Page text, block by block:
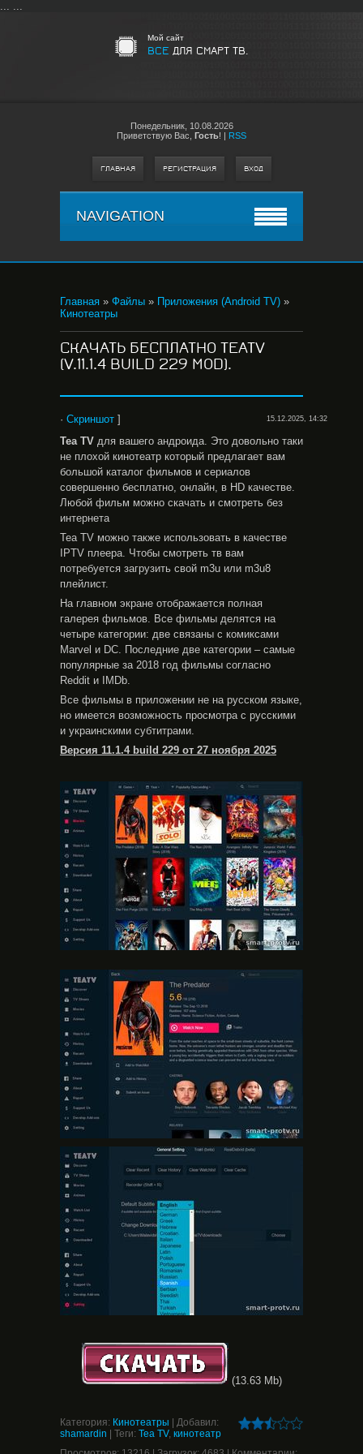
... ...
Мой сайт
ВСЕ ДЛЯ СМАРТ ТВ.
Понедельник, 10.08.2026
Приветствую Вас Гость! | RSS
ГЛАВНАЯ РЕГИСТРАЦИЯ ВХОД
NAVIGATION
Главная » Файлы » Приложения (Android TV) »
Кинотеатры
СКАЧАТЬ БЕСПЛАТНО TЕATV
(V.11.1.4 BUILD 229 MOD).
· Скриншот ] 15.12.2025, 14:32
Tea TV для вашего андроида. Это довольно таки
не плохой кинотеатр который предлагает вам
большой каталог фильмов и сериалов
совершенно бесплатно, онлайн, в HD качестве.
Любой фильм можно скачать и смотреть без
интернета
Tea TV можно также использовать в качестве
IPTV плеера. Чтобы смотреть тв вам
потребуется загрузить свой m3u или m3u8
плейлист.
На главном экране отображается полная
галерея фильмов. Все фильмы делятся на
четыре категории: две связаны с комиксами
Marvel и DC. Последние две категории – самые
популярные за 2018 год фильмы согласно
Reddit и IMDb.
Все фильмы в приложении не на русском языке,
но имеется возможность просмотра с русскими
и украинскими субтитрами.
Версия 11.1.4 build 229 от 27 ноября 2025
(13.63 Mb)
Категория: Кинотеатры Добавил:
shamardin
Теги: Tea TV, кинотеатр